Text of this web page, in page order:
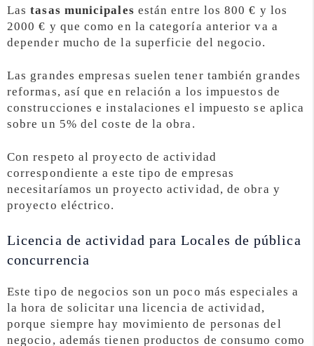
Lastasas municipales están entre los 800 € y los
2000 € y que como en la categoría anterior va a
depender mucho de la superficie del negocio.
Las grandes empresas suelen tener también grandes
reformas, así que en relación a los impuestos de
construcciones e instalaciones el impuesto se aplica
sobre un 5% del coste de la obra.
Con respeto al proyecto de actividad
correspondiente a este tipo de empresas
necesitaríamos un proyecto actividad, de obra y
proyecto eléctrico.
Licencia de actividad para Locales de pública
concurrencia
Este tipo de negocios son un poco más especiales a
la hora de solicitar una licencia de actividad,
porque siempre hay movimiento de personas del
negocio, además tienen productos de consumo como